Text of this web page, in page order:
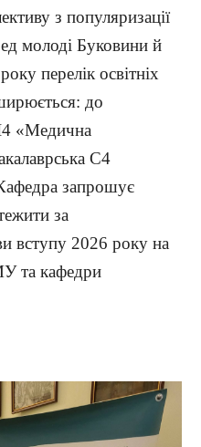
з популяризації
молоді Буковини й
перелік освітніх
до
I4 «Медична
C4
запрошує
за
вступу 2026 року на
та кафедри